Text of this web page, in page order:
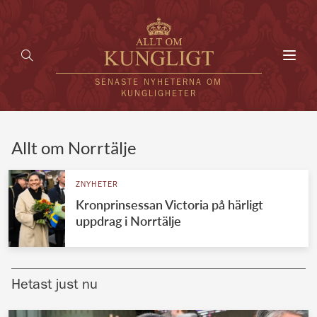
SENASTE NYHETERNA OM
KUNGLIGHETER
UTLÄNDSKT
VÄRLDENS KUNGAHUS
Brittiska kungahuset
Allt om Norrtälje
ZNYHETER
Kronprinsessan Victoria på härligt
uppdrag i Norrtälje
Hetast just nu